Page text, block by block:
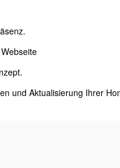
und Aktualisierung Ihrer